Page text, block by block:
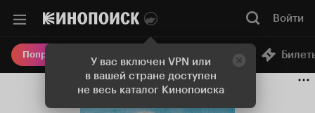
У вас включен VPN или
в вашей стране доступен
не весь каталог Кинопоиска
Войти
Попробовать Плюс Онлайн-кинотеатр